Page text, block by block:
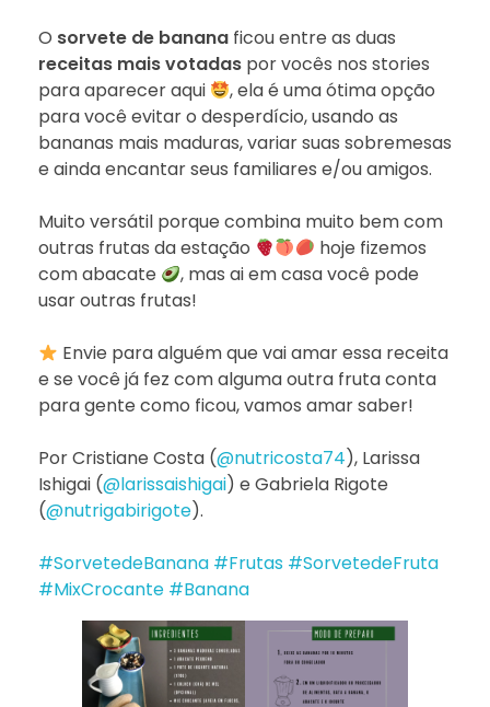
O sorvete de banana ficou entre as duas
receitas mais votadas por vocês nos stories
para aparecer aqui
, ela é uma ótima opção
para você evitar o desperdício, usando as
bananas mais maduras, variar suas sobremesas
e ainda encantar seus familiares e/ou amigos.
Muito versátil porque combina muito bem com
outras frutas da estação
hoje fizemos
com abacate
, mas ai em casa você pode
usar outras frutas!
Envie para alguém que vai amar essa receita
e se você já fez com alguma outra fruta conta
para gente como ficou, vamos amar saber!
Por Cristiane Costa (@nutricosta74), Larissa
Ishigai (@larissaishigai) e Gabriela Rigote
(@nutrigabirigote).
#SorvetedeBanana #Frutas #SorvetedeFruta
#MixCrocante #Banana